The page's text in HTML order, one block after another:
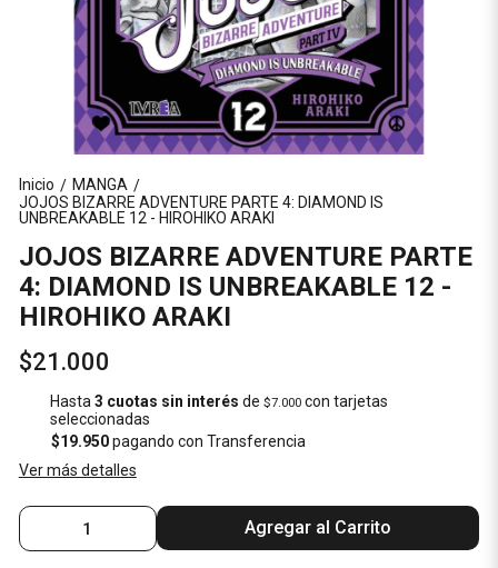
Inicio / MANGA /
JOJOS BIZARRE ADVENTURE PARTE 4: DIAMOND IS
UNBREAKABLE 12 - HIROHIKO ARAKI
JOJOS BIZARRE ADVENTURE PARTE
4: DIAMOND IS UNBREAKABLE 12 -
HIROHIKO ARAKI
$21.000
Hasta3 cuotas sin interés de$7.000 con tarjetas
seleccionadas
$19.950pagando con Transferencia
Ver más detalles
Agregar al Carrito